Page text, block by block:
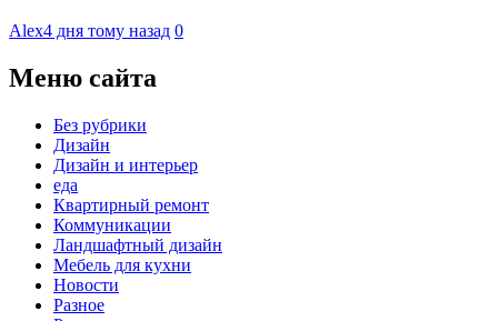
Alex4 дня тому назад 0
Меню сайта
Без рубрики
Дизайн
Дизайн и интерьер
еда
Квартирный ремонт
Коммуникации
Ландшафтный дизайн
Мебель для кухни
Новости
Разное